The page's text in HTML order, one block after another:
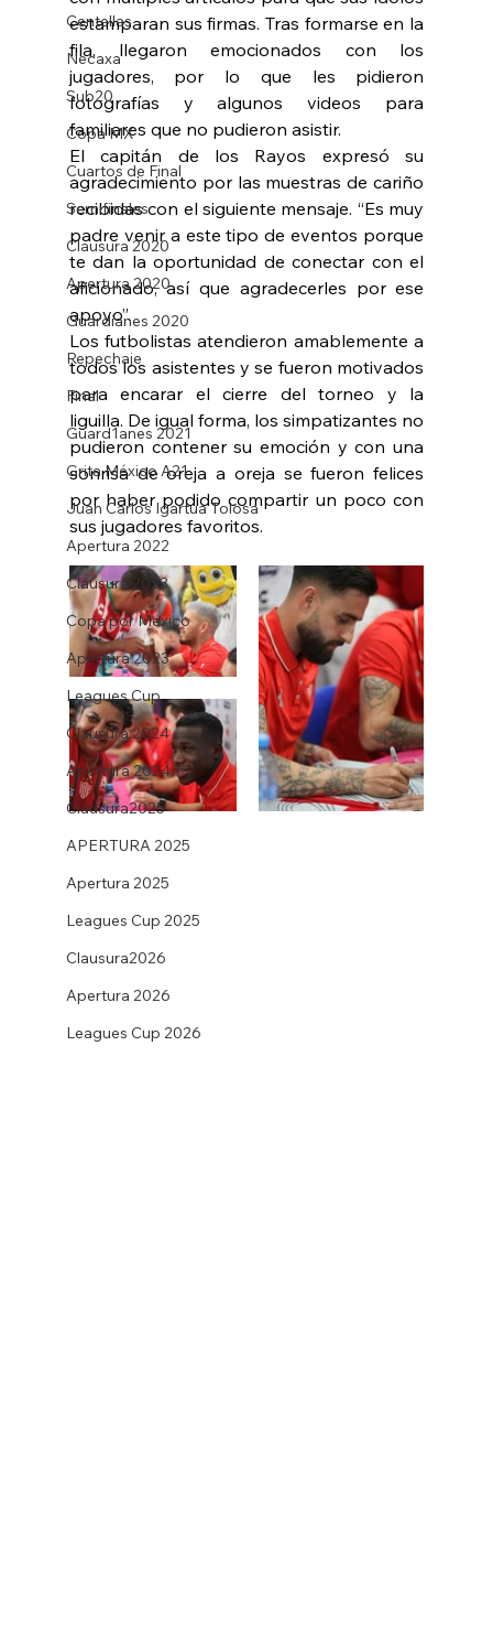
Centellas
Necaxa
Sub20
Copa MX
Cuartos de Final
Semifinales
Clausura 2020
Apertura 2020
Guardianes 2020
Repechaje
Final
Guard1anes 2021
Grita México A21
Juan Carlos Igartua Tolosa
Apertura 2022
Clausura 2023
Copa por México
Apertura 2023
Leagues Cup
Clausura 2024
Apertura 2024
Clausura2025
APERTURA 2025
Apertura 2025
Leagues Cup 2025
Clausura2026
Apertura 2026
Leagues Cup 2026
estamparan sus firmas. Tras formarse en la
fila, llegaron emocionados con los
jugadores, por lo que les pidieron
fotografías y algunos videos para
familiares que no pudieron asistir.
El capitán de los Rayos expresó su
agradecimiento por las muestras de cariño
recibidas con el siguiente mensaje. “Es muy
padre venir a este tipo de eventos porque
te dan la oportunidad de conectar con el
aficionado, así que agradecerles por ese
apoyo”.
Los futbolistas atendieron amablemente a
todos los asistentes y se fueron motivados
para encarar el cierre del torneo y la
liguilla. De igual forma, los simpatizantes no
pudieron contener su emoción y con una
sonrisa de oreja a oreja se fueron felices
por haber podido compartir un poco con
sus jugadores favoritos.